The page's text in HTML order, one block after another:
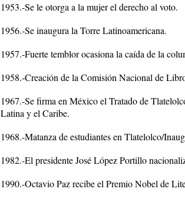
1953.-Se le otorga a la mujer el derecho al voto.
1956.-Se inaugura la Torre Latinoamericana.
1957.-Fuerte temblor ocasiona la caída de la
1958.-Creación de la Comisión Nacional de
1967.-Se firma en México el Tratado de
Latina y el Caribe.
1968.-Matanza de estudiantes en Tlatelolco/
1982.-El presidente José López Portillo
1990.-Octavio Paz recibe el Premio Nobel de